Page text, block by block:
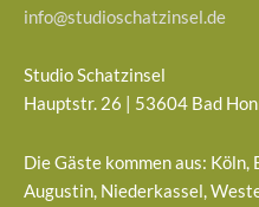
info@studioschatzinsel.de
Studio Schatzinsel
Hauptstr. 26 | 53604 Bad
Die Gäste kommen aus: Köln,
Augustin, Niederkassel,